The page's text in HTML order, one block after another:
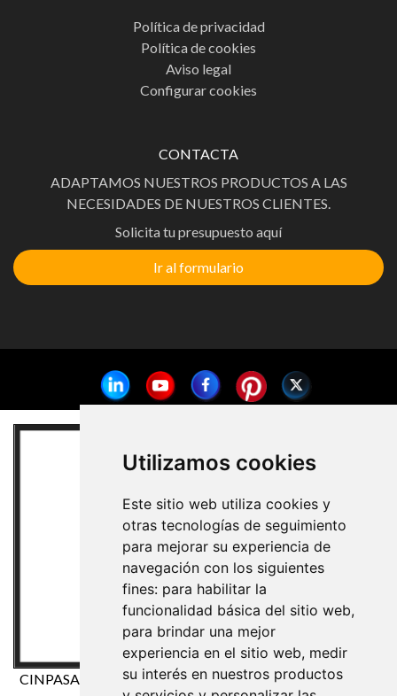
Utilizamos cookies
Este sitio web utiliza cookies y
otras tecnologías de seguimiento
para mejorar su experiencia de
navegación con los siguientes
fines: para habilitar la
funcionalidad básica del sitio web,
para brindar una mejor
experiencia en el sitio web, medir
su interés en nuestros productos
Política de privacidad
Política de cookies
Aviso legal
Configurar cookies
CONTACTA
ADAPTAMOS NUESTROS PRODUCTOS A LAS
NECESIDADES DE NUESTROS CLIENTES.
Solicita tu presupuesto aquí
Ir al formulario
CINPASA Cintas y Pasamanería S.A. ha sido beneficiaria del